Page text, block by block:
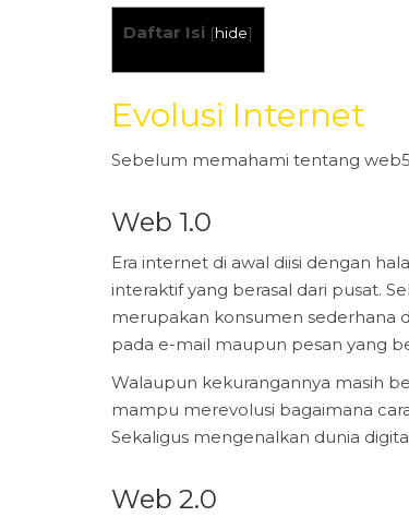
Daftar Isi [hide]
Evolusi Internet
Sebelum memahami tentang
Web 1.0
Era internet di awal diisi dengan
interaktif yang berasal dari pusat.
merupakan konsumen sederhana
pada e-mail maupun pesan yang
Walaupun kekurangannya masih
mampu merevolusi bagaimana
Sekaligus mengenalkan dunia
Web 2.0